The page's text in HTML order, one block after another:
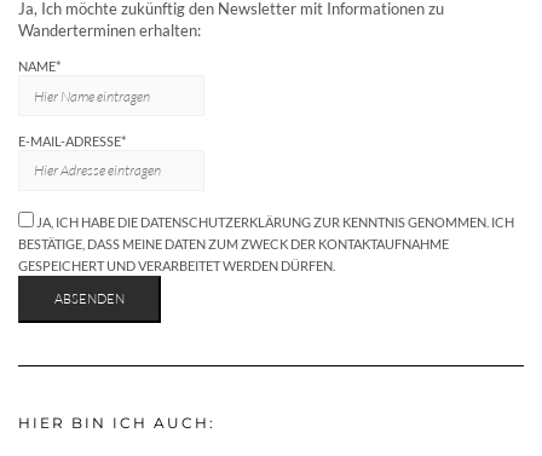
Ja, Ich möchte zukünftig den Newsletter mit Informationen zu
Wanderterminen erhalten:
NAME*
E-MAIL-ADRESSE*
JA, ICH HABE DIE DATENSCHUTZERKLÄRUNG ZUR KENNTNIS GENOMMEN. ICH
BESTÄTIGE, DASS MEINE DATEN ZUM ZWECK DER KONTAKTAUFNAHME
GESPEICHERT UND VERARBEITET WERDEN DÜRFEN.
HIER BIN ICH AUCH: